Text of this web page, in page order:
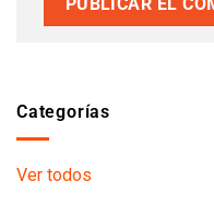
Categorías
Ver todos